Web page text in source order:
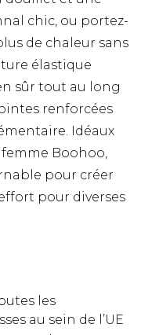
chic, ou portez-
de chaleur sans
élastique
sûr tout au long
renforcées
Idéaux
Boohoo,
pour créer
pour diverses
les
au sein de l’UE